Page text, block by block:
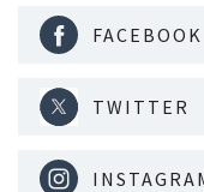
FACEBOOK
TWITTER